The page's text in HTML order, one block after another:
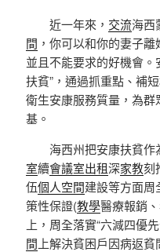
近一年來， 交流海西
間 ，你可以和你的妻子
並且不能要求的好機會。
扶貧”，通過抓重點、補
衛生安康服務質量，為群
基。
海西州把安康扶貧
室續會議室出租深家教刻
伍個人空間建設等方面
策性保證(教學醫療報銷
上，周全落實“六減四優
間 上解決貧困戶因病返